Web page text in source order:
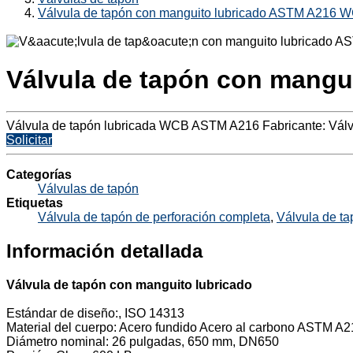
Válvula de tapón con manguito lubricado ASTM A216
Válvula de tapón con
Válvula de tapón lubricada WCB ASTM A216 Fabricante:
Solicitar
Categorías
Válvulas de tapón
Etiquetas
Válvula de tapón de perforación completa, Válvula de
Información detallada
Válvula de tapón con manguito lubricado
Estándar de diseño:, ISO 14313
Material del cuerpo: Acero fundido Acero al carbono ASTM
Diámetro nominal: 26 pulgadas, 650 mm, DN650